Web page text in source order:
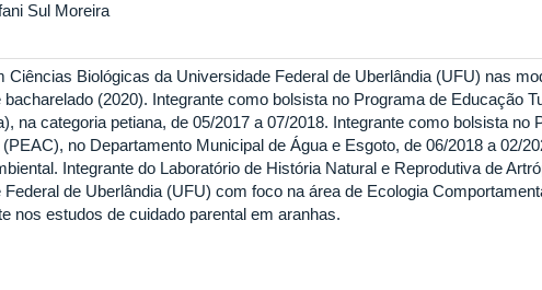
Sul Moreira
Ciências Biológicas da Universidade Federal de Uberlândia (UFU) nas
bacharelado (2020). Integrante como bolsista no Programa de Educação
na categoria petiana, de 05/2017 a 07/2018. Integrante como bolsista no
no Departamento Municipal de Água e Esgoto, de 06/2018 a 02/
Integrante do Laboratório de História Natural e Reprodutiva de
Federal de Uberlândia (UFU) com foco na área de Ecologia
nos estudos de cuidado parental em aranhas.